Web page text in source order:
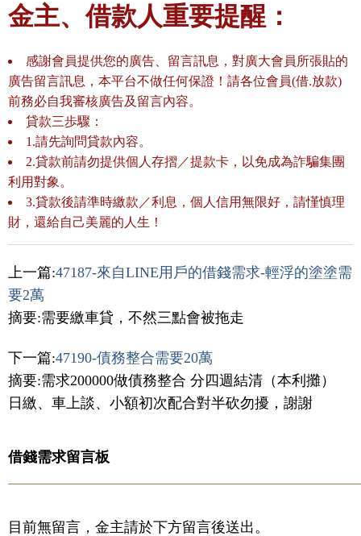
金主、借款人重要提醒：
感謝會員提供您的廣告、留言訊息，對廣大會員所張貼的
廣告留言訊息，本平台不做任何保證！請各位會員(借.放款)
前務必自我審核廣告及留言內容。
貸款三歩驟：
1.請先詢問貸款內容。
2.貸款前請勿提供個人存摺／提款卡，以免成為詐騙集團
利用對象。
3.貸款後請準時繳款／利息，個人信用無限好，請慬慎理
財，還給自己美麗的人生！
上一篇:47187-來自LINE用戶的借錢需求-輕浮的塗塗需
要2萬
摘要:需要繳車貸，不然三點會被拖走
下一篇:47190-債務整合需要20萬
摘要:需求200000做債務整合 分四週結清（本利攤）
日繳、車上談、小額初次配合對半砍勿擾，謝謝
借錢需求留言板
目前無留言，金主請於下方留言後送出。